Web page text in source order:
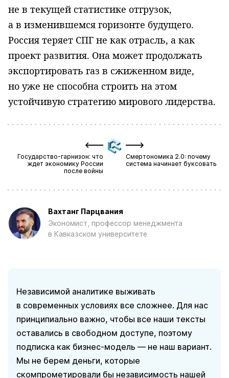
не в текущей статистике отгрузок,
а в изменившемся горизонте будущего.
Россия теряет СПГ не как отрасль, а как
проект развития. Она может продолжать
экспортировать газ в сжиженном виде,
но уже не способна строить на этом
устойчивую стратегию мирового лидерства.
Государство-гарнизон: что
ждет экономику России
после войны
Смертономика 2.0: почему
система начинает буксовать
Вахтанг Парцвания
Экономист, профессор менеджмента
в Кавказском университете
Независимой аналитике выживать
в современных условиях все сложнее. Для нас
принципиально важно, чтобы все наши тексты
оставались в свободном доступе, поэтому
подписка как бизнес-модель — не наш вариант.
Мы не берем деньги, которые
скомпрометировали бы независимость нашей